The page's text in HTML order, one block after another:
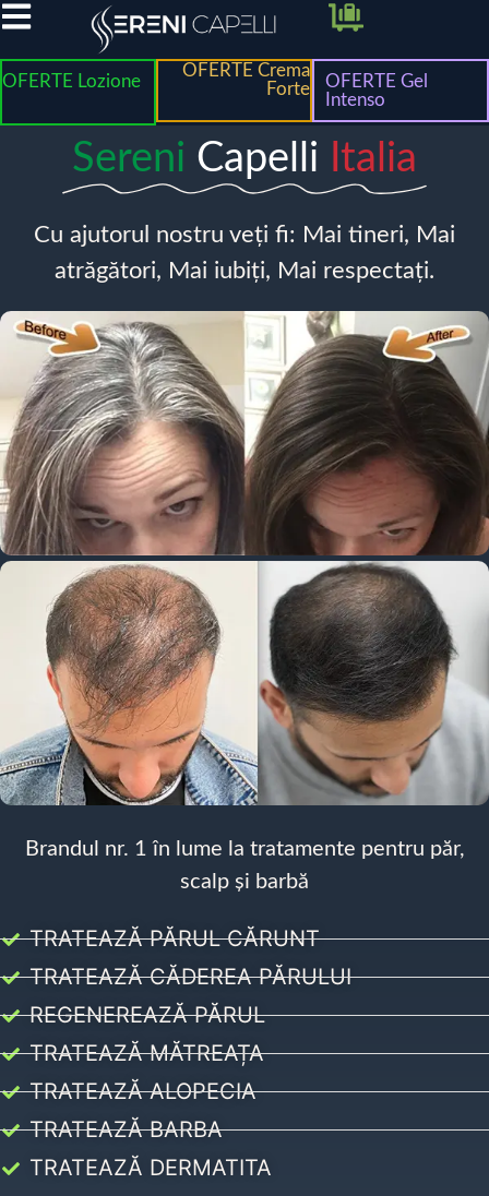
OFERTE Lozione
OFERTE Crema
Forte
OFERTE Gel
Intenso
Sereni Capelli Italia
Cu ajutorul nostru veți fi: Mai tineri, Mai
atrăgători, Mai iubiți, Mai respectați.
Brandul nr. 1 în lume la tratamente pentru păr,
scalp și barbă
TRATEAZĂ PĂRUL CĂRUNT
TRATEAZĂ CĂDEREA PĂRULUI
REGENEREAZĂ PĂRUL
TRATEAZĂ MĂTREAȚA
TRATEAZĂ ALOPECIA
TRATEAZĂ BARBA
TRATEAZĂ DERMATITA